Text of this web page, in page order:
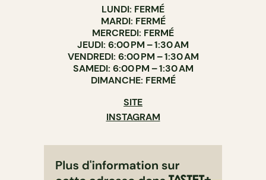
LUNDI: FERMÉ
MARDI: FERMÉ
MERCREDI: FERMÉ
JEUDI: 6:00 PM – 1:30 AM
VENDREDI: 6:00 PM – 1:30 AM
SAMEDI: 6:00 PM – 1:30 AM
DIMANCHE: FERMÉ
SITE
INSTAGRAM